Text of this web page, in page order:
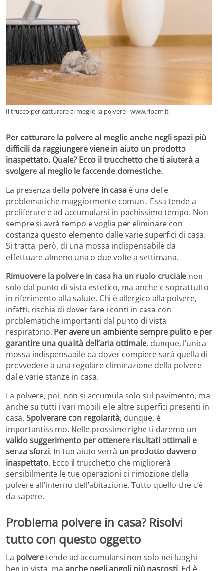
Il trucco per catturare al meglio la polvere - www.ripam.it
Per catturare la polvere al meglio anche negli spazi più
difficili da raggiungere viene in aiuto un prodotto
inaspettato. Quale? Ecco il trucchetto che ti aiuterà a
svolgere al meglio le faccende domestiche.
La presenza della polvere in casa è una delle
problematiche maggiormente comuni. Essa tende a
proliferare e ad accumularsi in pochissimo tempo. Non
sempre si avrà tempo e voglia per eliminare con
costanza questo elemento dalle varie superfici di casa.
Si tratta, però, di una mossa indispensabile da
effettuare almeno una o due volte a settimana.
Rimuovere la polvere in casa ha un ruolo cruciale non
solo dal punto di vista estetico, ma anche e soprattutto
in riferimento alla salute. Chi è allergico alla polvere,
infatti, rischia di dover fare i conti in casa con
problematiche importanti dal punto di vista
respiratorio. Peravere un ambiente sempre pulito e per
garantire una qualità dell’aria ottimale, dunque, l’unica
mossa indispensabile da dover compiere sarà quella di
provvedere a una regolare eliminazione della polvere
dalle varie stanze in casa.
La polvere, poi, non si accumula solo sul pavimento, ma
anche su tutti i vari mobili e le altre superfici presenti in
casa. Spolverare con regolarità, dunque, è
importantissimo. Nelle prossime righe ti daremo un
valido suggerimento per ottenere risultati ottimali e
senza sforzi. In tuo aiuto verrà un prodotto davvero
inaspettato. Ecco il trucchetto che migliorerà
sensibilmente le tue operazioni di rimozione della
polvere all’interno dell’abitazione. Tutto quello che c’è
da sapere.
Problema polvere in casa? Risolvi
tutto con questo oggetto
La polveretende ad accumularsi non solo nei luoghi
ben in vista, ma anche negli angoli più nascosti. Ed è